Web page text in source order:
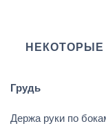
Грудь
Держа руки по